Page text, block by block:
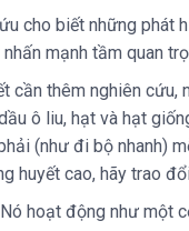
cho biết những
mạnh tầm quan
cần thêm nghiên
ô liu, hạt và hạt
(như đi bộ nhanh)
huyết cao, hãy trao
hoạt động như một